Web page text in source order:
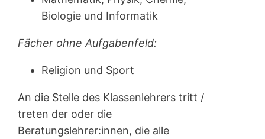
Biologie und Informatik
Fächer ohne Aufgabenfeld:
Religion und Sport
An die Stelle des Klassenlehrers tritt /
treten der oder die
Beratungslehrer:innen, die alle